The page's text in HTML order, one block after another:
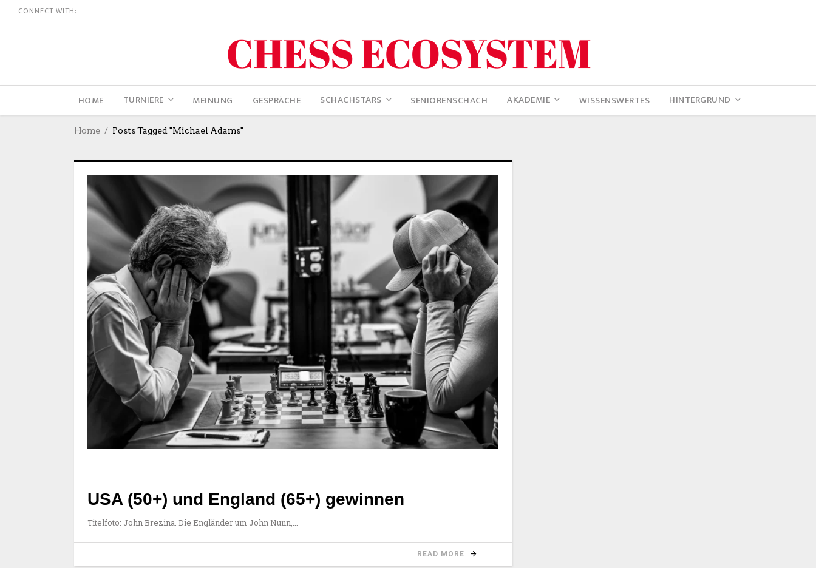
CONNECT WITH:
HOME TURNIERE MEINUNG GESPRÄCHE SCHACHSTARS SENIORENSCHACH AKADEMIE WISSENSWERTES HINTERGRUND
Home Posts Tagged "Michael Adams"
USA (50+) und England (65+) gewinnen
Titelfoto: John Brezina. Die Engländer um John Nunn,
READ MORE